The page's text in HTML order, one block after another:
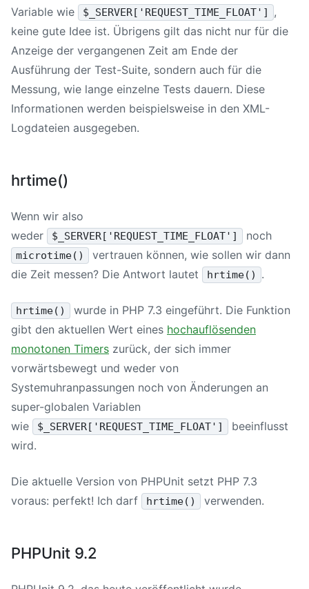
Variable wie
$_SERVER['REQUEST_TIME_FLOAT']
,
keine gute Idee ist. Übrigens gilt das nicht nur für die
Anzeige der vergangenen Zeit am Ende der
Ausführung der Test-Suite, sondern auch für die
Messung, wie lange einzelne Tests dauern. Diese
Informationen werden beispielsweise in den XML-
Logdateien ausgegeben.
hrtime()
Wenn wir also
weder
$_SERVER['REQUEST_TIME_FLOAT'] noch
microtime()
vertrauen können, wie sollen wir dann
die Zeit messen? Die Antwort lautet
hrtime() .
hrtime()
wurde in PHP 7.3 eingeführt. Die Funktion
gibt den aktuellen Wert eines hochauflösenden
monotonen Timers zurück, der sich immer
vorwärtsbewegt und weder von
Systemuhranpassungen noch von Änderungen an
super-globalen Variablen
wie
$_SERVER['REQUEST_TIME_FLOAT']
beeinflusst
wird.
Die aktuelle Version von PHPUnit setzt PHP 7.3
voraus: perfekt! Ich darf
hrtime() verwenden.
PHPUnit 9.2